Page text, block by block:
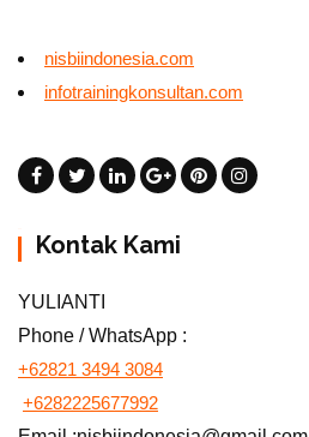
nisbiindonesia.com
infotrainingkonsultan.com
Kontak Kami
YULIANTI
Phone / WhatsApp :
+62821 3494 3084
+6282225677992